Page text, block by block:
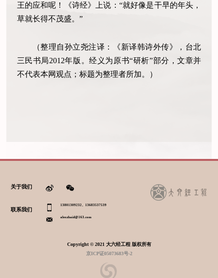
王的应和呢！《诗经》上说：“就好像是干早的年头，
草就长得不茂盛。”
（整理自孙立尧注译：《新译韩诗外传》，台北
三民书局2012年版。经义为原书“研析”部分，文章并
不代表本网观点；标题为整理者所加。）
关于我们
联系我们
13801309232、13683537539
alexzhaid@163.com
Copyright © 2021 大六经工程 版权所有
京ICP证05073683号-2